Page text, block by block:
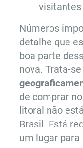
visitantes
Números
detalhe que
boa parte
nova. Trata-
de comprar
litoral não
Brasil. Está
um lugar para